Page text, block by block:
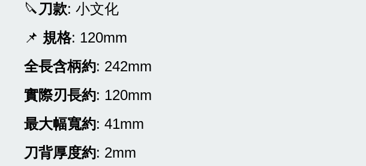
🔪 刀款: 小文化
📌 規格: 120mm
全長含柄約: 242mm
實際刃長約: 120mm
最大幅寬約: 41mm
刀背厚度約: 2mm